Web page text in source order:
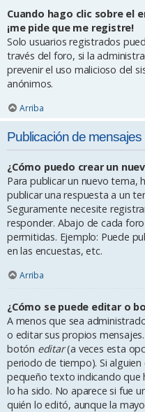
Cuando hago clic sobre el
¡me pide que me registre!
Solo usuarios registrados
través del foro, si la
prevenir el uso malicioso del
anónimos.
Arriba
Publicación de mensajes
¿Cómo puedo crear un
Para publicar un nuevo tema,
publicar una respuesta a un
Seguramente necesite
responder. Abajo de cada
permitidas. Ejemplo: Puede
en las encuestas, etc.
Arriba
¿Cómo se puede editar o
A menos que sea
o editar sus propios
botón editar(a veces esta
periodo de tiempo). Si
pequeño texto indicando que
lo ha sido. No aparece si fue
quién lo editó, aunque la